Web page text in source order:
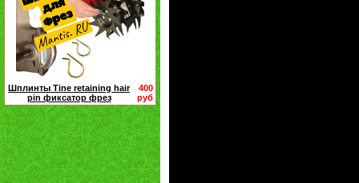
Шплинты Tine retaining hair
pin фиксатор фрез
400
руб